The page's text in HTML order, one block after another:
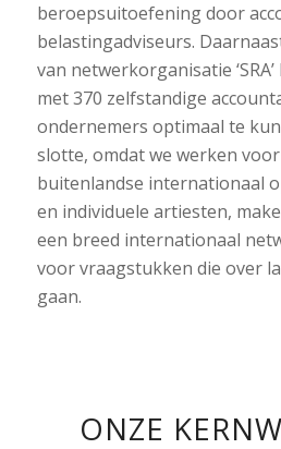
beroepsuitoefening door
belastingadviseurs.
van netwerkorganisatie
met 370 zelfstandige
ondernemers optimaal te
slotte, omdat we werken
buitenlandse internationaal
en individuele artiesten,
een breed internationaal
voor vraagstukken die over
gaan.
ONZE